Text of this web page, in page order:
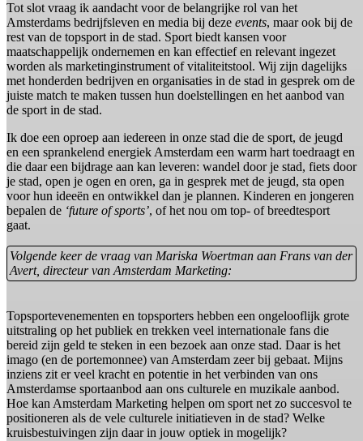
Tot slot vraag ik aandacht voor de belangrijke rol van het
Amsterdams bedrijfsleven en media bij deze events, maar ook bij de
rest van de topsport in de stad. Sport biedt kansen voor
maatschappelijk ondernemen en kan effectief en relevant ingezet
worden als marketinginstrument of vitaliteitstool. Wij zijn dagelijks
met honderden bedrijven en organisaties in de stad in gesprek om de
juiste match te maken tussen hun doelstellingen en het aanbod van
de sport in de stad.
Ik doe een oproep aan iedereen in onze stad die de sport, de jeugd
en een sprankelend energiek Amsterdam een warm hart toedraagt en
die daar een bijdrage aan kan leveren: wandel door je stad, fiets door
je stad, open je ogen en oren, ga in gesprek met de jeugd, sta open
voor hun ideeën en ontwikkel dan je plannen. Kinderen en jongeren
bepalen de ‘future of sports’, of het nou om top- of breedtesport
gaat.
Volgende keer de vraag van Mariska Woertman aan Frans van der
Avert, directeur van Amsterdam Marketing:
Topsportevenementen en topsporters hebben een ongelooflijk grote
uitstraling op het publiek en trekken veel internationale fans die
bereid zijn geld te steken in een bezoek aan onze stad. Daar is het
imago (en de portemonnee) van Amsterdam zeer bij gebaat. Mijns
inziens zit er veel kracht en potentie in het verbinden van ons
Amsterdamse sportaanbod aan ons culturele en muzikale aanbod.
Hoe kan Amsterdam Marketing helpen om sport net zo succesvol te
positioneren als de vele culturele initiatieven in de stad? Welke
kruisbestuivingen zijn daar in jouw optiek in mogelijk?